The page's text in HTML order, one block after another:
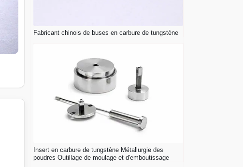
Fabricant chinois de buses en carbure de tungstène
Insert en carbure de tungstène Métallurgie des
poudres Outillage de moulage et d'emboutissage